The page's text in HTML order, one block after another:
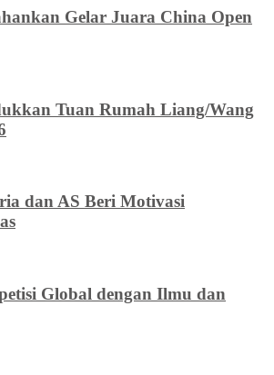
Gelar Juara China Open
Tuan Rumah Liang/Wang
dan AS Beri Motivasi
Global dengan Ilmu dan